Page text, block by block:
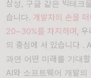
삼성, 구글 같은 빅테크
습니다. 개발자의 손을
20~30%를 차지하며 , 우
의 중심에 서 있습니다 .
과연 어떤 미래를 기대
AI와 소프트웨어 개발의